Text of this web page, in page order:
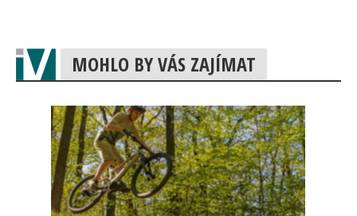
MOHLO BY VÁS ZAJÍMAT